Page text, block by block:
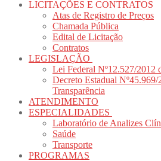
LICITAÇÕES E CONTRATOS
Atas de Registro de Preços
Chamada Pública
Edital de Licitação
Contratos
LEGISLAÇÃO
Lei Federal Nº12.527/2012
Decreto Estadual Nº45.969/
Transparência
ATENDIMENTO
ESPECIALIDADES
Laboratório de Analizes
Saúde
Transporte
PROGRAMAS